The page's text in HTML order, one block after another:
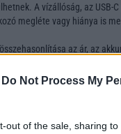
Do Not Process My
out of the sale, sharing
A vízállóság, az USB-
megléte vagy hiánya is
az ár, az
döntő fontosságú
ahhoz, hogy megtaláljuk